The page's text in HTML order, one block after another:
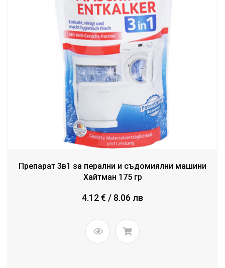
Препарат 3в1 за перални и съдомиялни машини
Хайтман 175 гр
4.12 € / 8.06 лв